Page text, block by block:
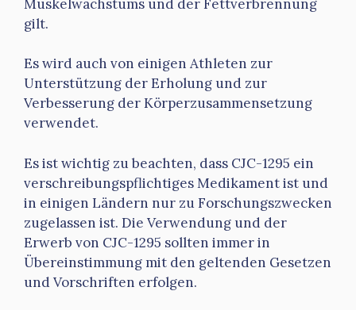
Muskelwachstums und der Fettverbrennung
gilt.
Es wird auch von einigen Athleten zur
Unterstützung der Erholung und zur
Verbesserung der Körperzusammensetzung
verwendet.
Es ist wichtig zu beachten, dass CJC-1295 ein
verschreibungspflichtiges Medikament ist und
in einigen Ländern nur zu Forschungszwecken
zugelassen ist. Die Verwendung und der
Erwerb von CJC-1295 sollten immer in
Übereinstimmung mit den geltenden Gesetzen
und Vorschriften erfolgen.